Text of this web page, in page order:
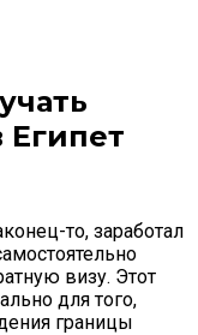
то, заработал
визу. Этот
для того,
границы